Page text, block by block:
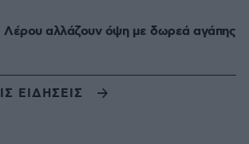
Λέρου αλλάζουν όψη με δωρεά αγάπης
ΕΙΔΗΣΕΙΣ